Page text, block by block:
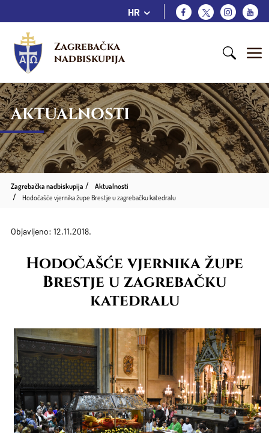
HR
Zagrebačka
nadbiskupija
AKTUALNOSTI
Zagrebačka nadbiskupija
Aktualnosti
Hodočašće vjernika župe Brestje u zagrebačku katedralu
Objavljeno: 12.11.2018.
Hodočašće vjernika župe
Brestje u zagrebačku
katedralu